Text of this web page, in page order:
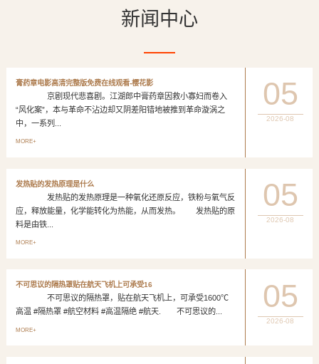
新闻中心
膏药章电影高清完整版免费在线观看-樱花影
京剧现代悲喜剧。江湖郎中膏药章因救小寡妇而卷入
“风化案”，本与革命不沾边却又阴差阳错地被推到革命漩涡之
中，一系列...
MORE+
05
2026-08
发热贴的发热原理是什么
发热贴的发热原理是一种氧化还原反应，铁粉与氧气反
应，释放能量，化学能转化为热能，从而发热。 发热贴的原
料是由铁...
MORE+
05
2026-08
不可思议的隔热罩贴在航天飞机上可承受16
不可思议的隔热罩，贴在航天飞机上，可承受1600℃
高温 #隔热罩 #航空材料 #高温隔绝 #航天. 不可思议的...
MORE+
05
2026-08